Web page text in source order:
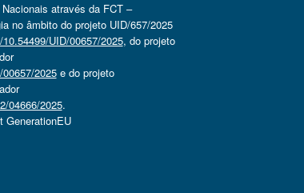
através da FCT –
no âmbito do projeto UID/657/2025
UID/00657/2025, do projeto
2025e do projeto
04666/2025.
GenerationEU